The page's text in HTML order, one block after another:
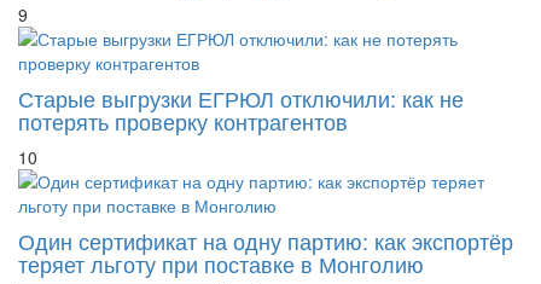
9
Старые выгрузки ЕГРЮЛ отключили: как не
потерять проверку контрагентов
10
Один сертификат на одну партию: как экспортёр
теряет льготу при поставке в Монголию